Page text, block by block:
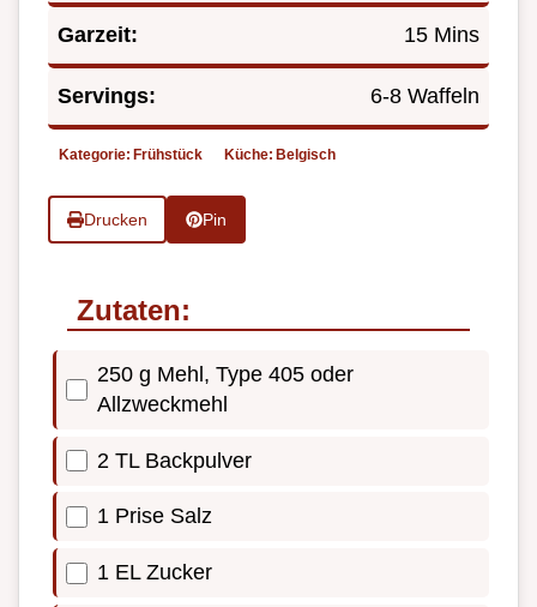
Garzeit: 15 Mins
Servings: 6-8 Waffeln
Kategorie: Frühstück Küche: Belgisch
Drucken Pin
Zutaten:
250 g Mehl, Type 405 oder
Allzweckmehl
2 TL Backpulver
1 Prise Salz
1 EL Zucker